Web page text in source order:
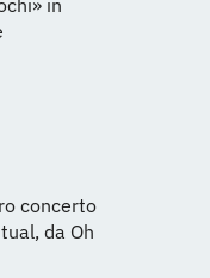
in
concerto
da Oh